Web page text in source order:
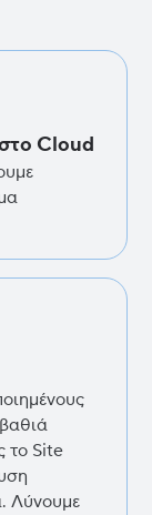
Cloud
το Site
Λύνουμε